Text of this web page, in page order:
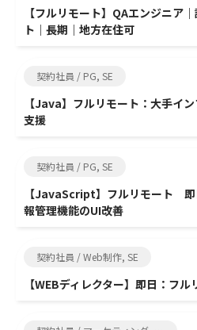
【フルリモート】QAエンジニア
ト｜長期｜地方在住可
契約社員 / PG, SE
【Java】フルリモート：大手イ
支援
契約社員 / PG, SE
【JavaScript】フルリモート 即
報管理機能のUI改善
契約社員 / Web制作, SE
【WEBディレクター】即日：フ